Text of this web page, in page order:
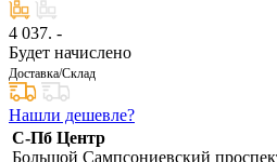
4 037. -
Будет начислено
Доставка/Склад
Нашли дешевле?
С-Пб Центр
Большой Сампсониевский